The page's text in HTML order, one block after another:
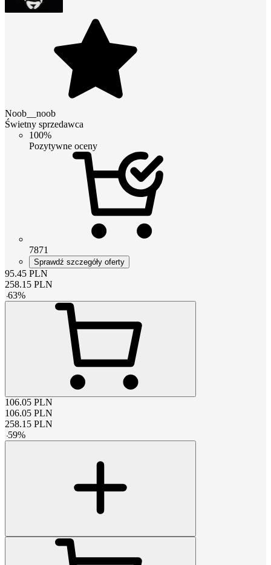
Noob__noob
Świetny sprzedawca
100%
Pozytywne oceny
7871
Sprawdź szczegóły oferty
95.45 PLN
258.15 PLN
-63%
106.05 PLN
106.05 PLN
258.15 PLN
-59%